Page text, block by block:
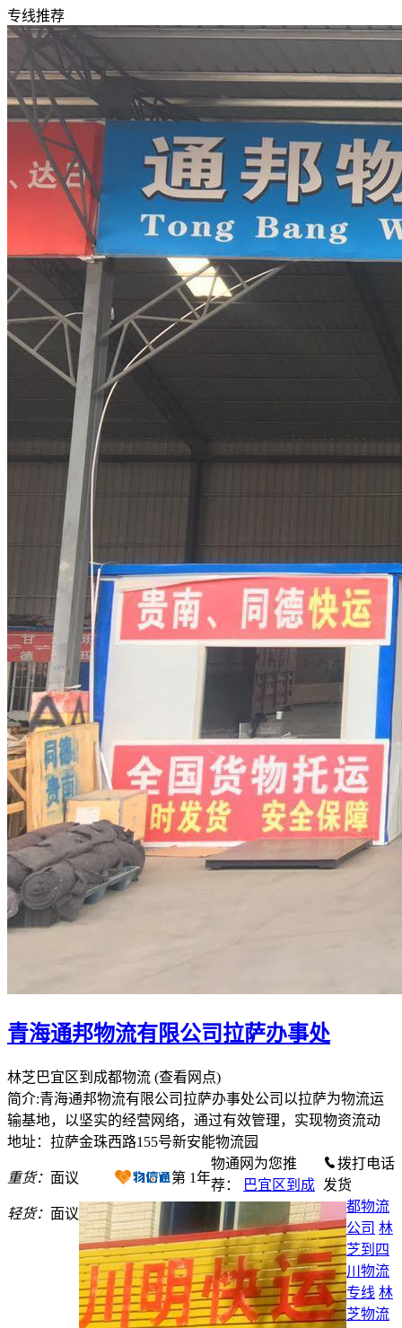
专线推荐
青海通邦物流有限公司拉萨办事处
林芝巴宜区到成都物流 (查看网点)
简介:青海通邦物流有限公司拉萨办事处公司以拉萨为物流运
输基地，以坚实的经营网络，通过有效管理，实现物资流动
地址：拉萨金珠西路155号新安能物流园
重货： 面议
轻货： 面议
第 1年
拨打电话
发货
物通网为您推
荐：
巴宜区到成
都物流
公司 林
芝到四
川物流
专线 林
芝物流